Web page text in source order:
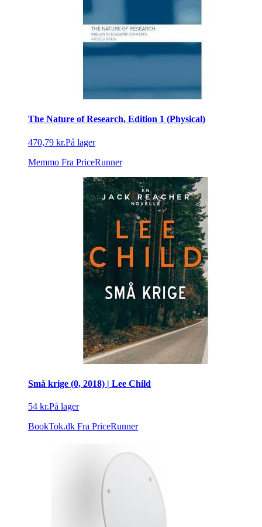
The Nature of Research, Edition 1 (Physical)
470,79 kr.På lager
Memmo Fra PriceRunner
Små krige (0, 2018) | Lee Child
54 kr.På lager
BookTok.dk Fra PriceRunner